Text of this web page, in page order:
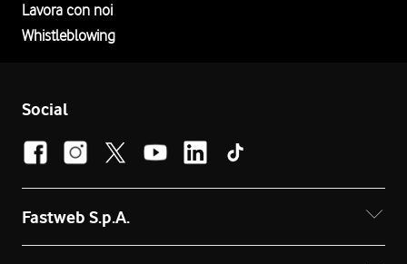
Lavora con noi
Whistleblowing
Social
Fastweb S.p.A.